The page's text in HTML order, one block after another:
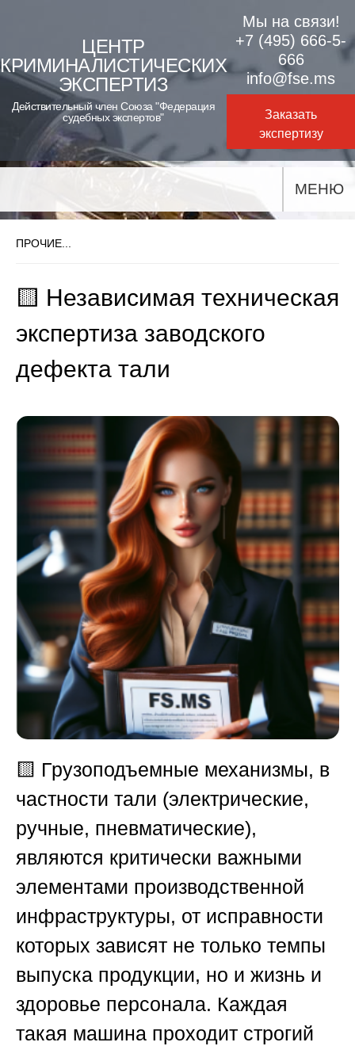
content
ЦЕНТР
КРИМИНАЛИСТИЧЕСКИХ
ЭКСПЕРТИЗ
Действительный член Союза "Федерация
судебных экспертов"
Мы на связи!
+7 (495) 666-5-
666
info@fse.ms
Заказать
экспертизу
МЕНЮ
ПРОЧИЕ...
🟨 Независимая техническая
экспертиза заводского
дефекта тали
🟨 Грузоподъемные механизмы, в
частности тали (электрические,
ручные, пневматические),
являются критически важными
элементами производственной
инфраструктуры, от исправности
которых зависят не только темпы
выпуска продукции, но и жизнь и
здоровье персонала. Каждая
такая машина проходит строгий